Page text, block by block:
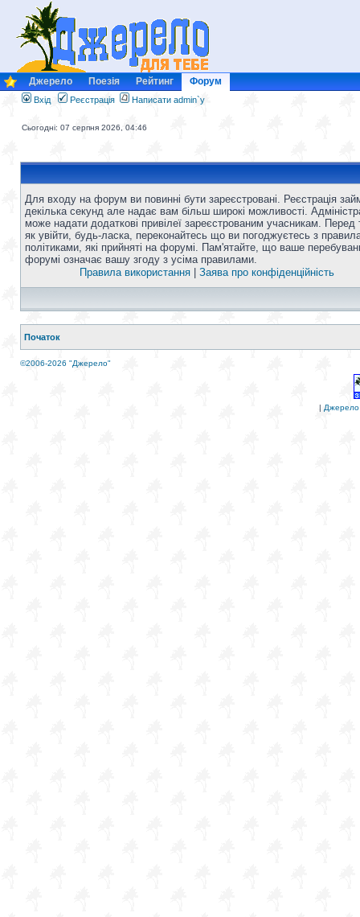
Джерело Поезія Рейтинг Форум
Вхід Реєстрація Написати admin`у
Сьогодні: 07 серпня 2026, 04:46
Для входу на форум ви повинні бути зареєстровані. Реєстрація
декілька секунд але надає вам більш широкі можливості.
може надати додаткові привілеї зареєстрованим учасникам. Перед
як увійти, будь-ласка, переконайтесь що ви погоджуєтесь з
політиками, які прийняті на форумі. Пам'ятайте, що ваше
форумі означає вашу згоду з усіма правилами.
Правила використання
Заява про конфіденційність
Початок
©2006-2026 "Джерело"
| Джерело